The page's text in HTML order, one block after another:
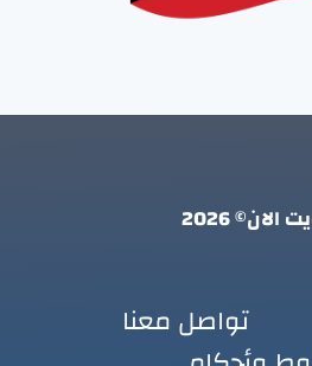
الان© 2026
تواصل معنا